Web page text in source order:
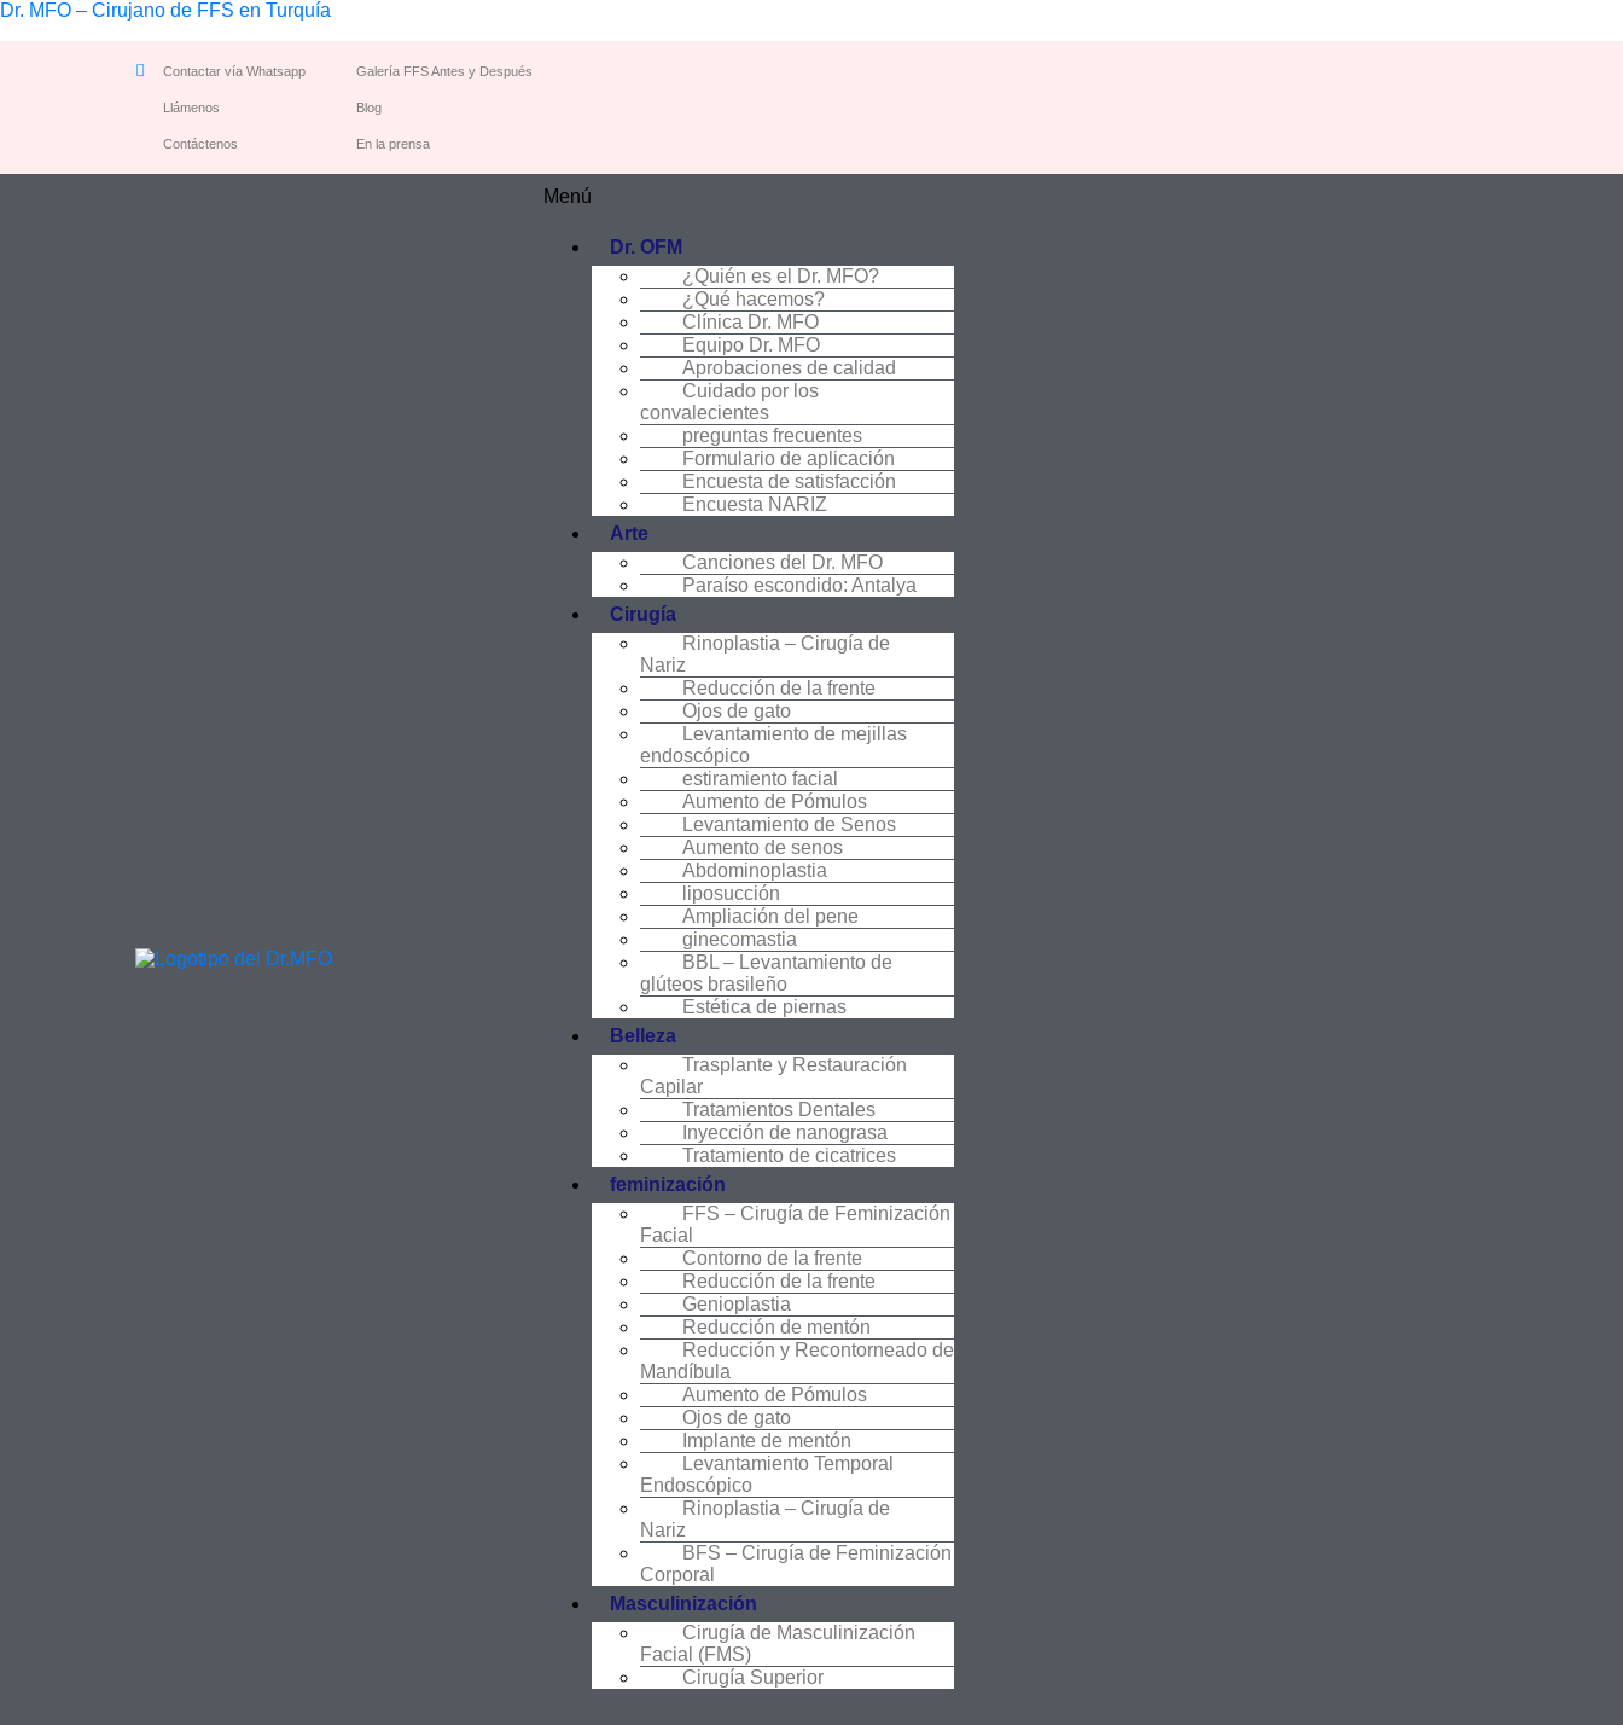
Dr. MFO – Cirujano de FFS en Turquía
Contactar vía Whatsapp
Llámenos
Contáctenos
Galería FFS Antes y Después
Blog
En la prensa
Menú
Dr. OFM
¿Quién es el Dr. MFO?
¿Qué hacemos?
Clínica Dr. MFO
Equipo Dr. MFO
Aprobaciones de calidad
Cuidado por los
convalecientes
preguntas frecuentes
Formulario de aplicación
Encuesta de satisfacción
Encuesta NARIZ
Arte
Canciones del Dr. MFO
Paraíso escondido: Antalya
Cirugía
Rinoplastia – Cirugía de
Nariz
Reducción de la frente
Ojos de gato
Levantamiento de mejillas
endoscópico
estiramiento facial
Aumento de Pómulos
Levantamiento de Senos
Aumento de senos
Abdominoplastia
liposucción
Ampliación del pene
ginecomastia
BBL – Levantamiento de
glúteos brasileño
Estética de piernas
Belleza
Trasplante y Restauración
Capilar
Tratamientos Dentales
Inyección de nanograsa
Tratamiento de cicatrices
feminización
FFS – Cirugía de Feminización
Facial
Contorno de la frente
Reducción de la frente
Genioplastia
Reducción de mentón
Reducción y Recontorneado de
Mandíbula
Aumento de Pómulos
Ojos de gato
Implante de mentón
Levantamiento Temporal
Endoscópico
Rinoplastia – Cirugía de
Nariz
BFS – Cirugía de Feminización
Corporal
Masculinización
Cirugía de Masculinización
Facial (FMS)
Cirugía Superior